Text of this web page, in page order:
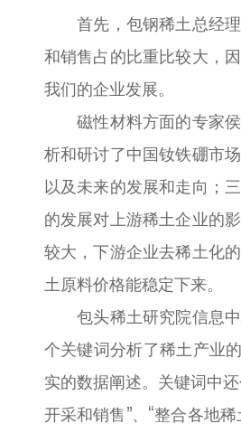
首先，包钢稀土总经理
和销售占的比重比较大，
我们的企业发展。
磁性材料方面的专家侯
析和研讨了中国钕铁硼市
以及未来的发展和走向；
的发展对上游稀土企业的
较大，下游企业去稀土化
土原料价格能稳定下来。
包头稀土研究院信息中
个关键词分析了稀土产业
实的数据阐述。关键词中
开采和销售”、“整合各地